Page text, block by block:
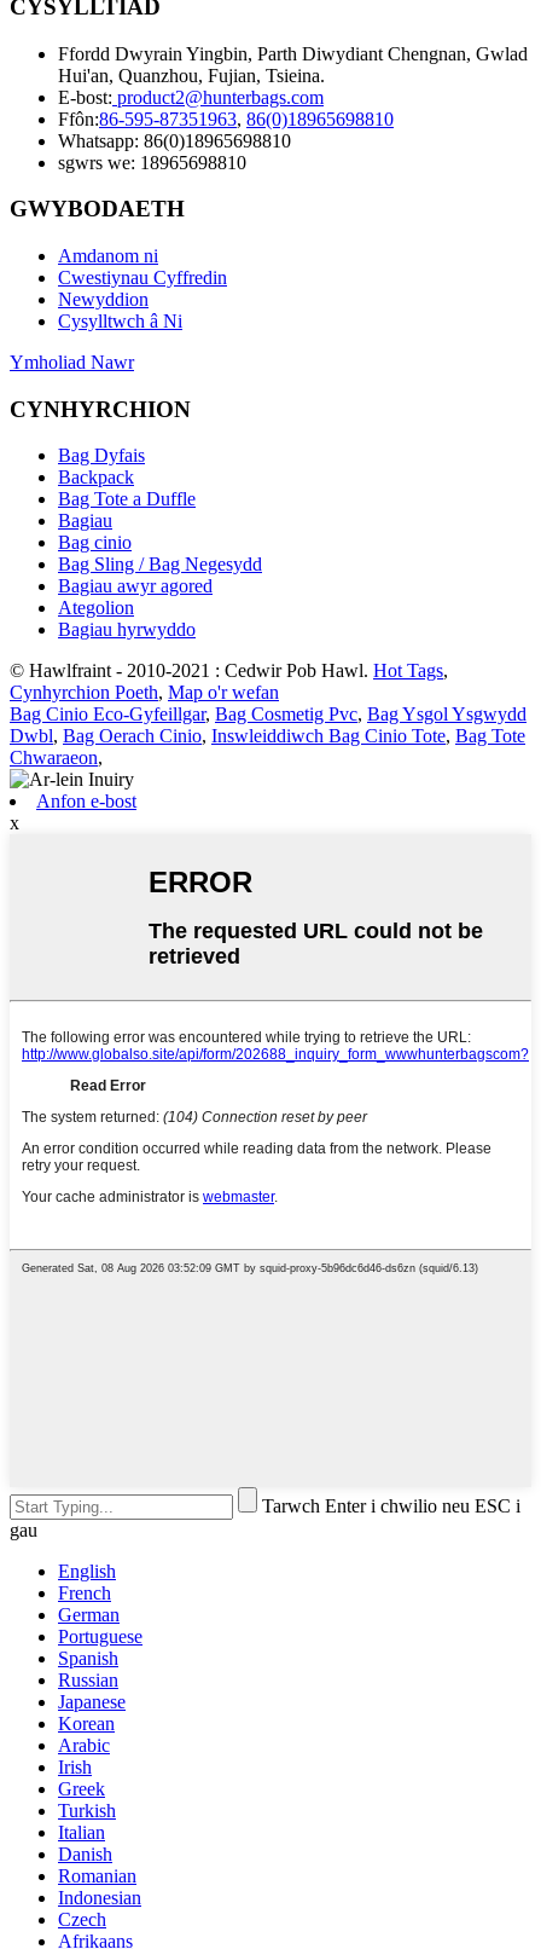
CYSYLLTIAD
Ffordd Dwyrain Yingbin, Parth Diwydiant Chengnan, Gwlad
Hui'an, Quanzhou, Fujian, Tsieina.
E-bost: product2@hunterbags.com
Ffôn:86-595-87351963, 86(0)18965698810
Whatsapp: 86(0)18965698810
sgwrs we: 18965698810
GWYBODAETH
Amdanom ni
Cwestiynau Cyffredin
Newyddion
Cysylltwch â Ni
Ymholiad Nawr
CYNHYRCHION
Bag Dyfais
Backpack
Bag Tote a Duffle
Bagiau
Bag cinio
Bag Sling / Bag Negesydd
Bagiau awyr agored
Ategolion
Bagiau hyrwyddo
© Hawlfraint - 2010-2021 : Cedwir Pob Hawl. Hot Tags,
Cynhyrchion Poeth, Map o'r wefan
Bag Cinio Eco-Gyfeillgar, Bag Cosmetig Pvc, Bag Ysgol Ysgwydd
Dwbl, Bag Oerach Cinio, Inswleiddiwch Bag Cinio Tote, Bag Tote
Chwaraeon,
Anfon e-bost
x
Tarwch Enter i chwilio neu ESC i
gau
English
French
German
Portuguese
Spanish
Russian
Japanese
Korean
Arabic
Irish
Greek
Turkish
Italian
Danish
Romanian
Indonesian
Czech
Afrikaans